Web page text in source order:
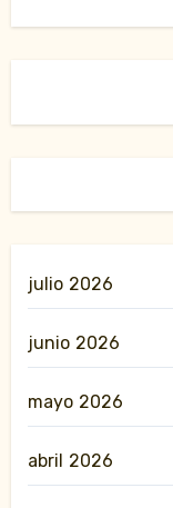
julio 2026
junio 2026
mayo 2026
abril 2026